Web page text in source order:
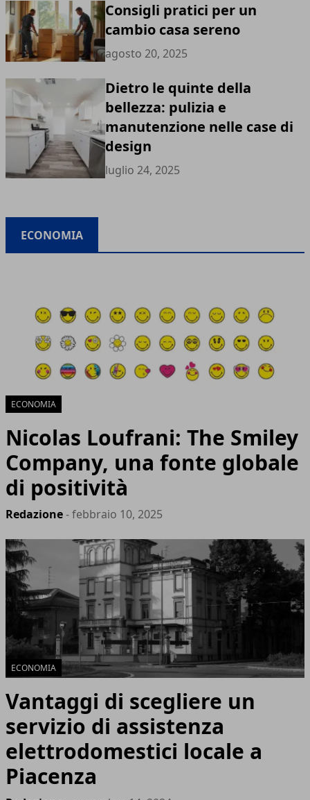
Consigli pratici per un
cambio casa sereno
agosto 20, 2025
Dietro le quinte della
bellezza: pulizia e
manutenzione nelle case di
design
luglio 24, 2025
ECONOMIA
ECONOMIA
Nicolas Loufrani: The Smiley
Company, una fonte globale
di positività
Redazione- febbraio 10, 2025
ECONOMIA
Vantaggi di scegliere un
servizio di assistenza
elettrodomestici locale a
Piacenza